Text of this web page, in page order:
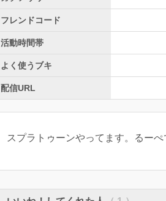
フレンドコード
活動時間帯
よく使うブキ
配信URL
スプラトゥーンやってます。るー